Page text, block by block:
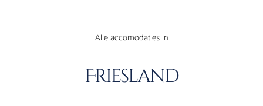
Alle accomodaties in
Friesland